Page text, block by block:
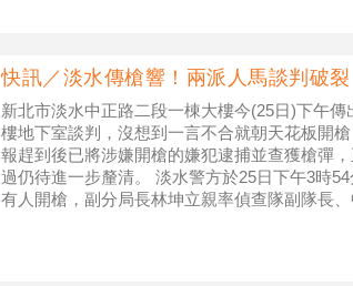
快訊／淡水傳槍響！兩派人馬談判破裂
新北市淡水中正路二段一棟大樓今(25日)下午
樓地下室談判，沒想到一言不合就朝天花板開
報趕到後已將涉嫌開槍的嫌犯逮捕並查獲槍彈
過仍待進一步釐清。 淡水警方於25日下午3時
有人開槍，副分局長林坤立親率偵查隊副隊長